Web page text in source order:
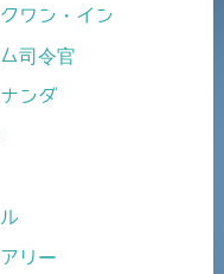
ワン・イン
司令官
ンダ
リー